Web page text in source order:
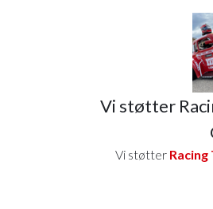
Vi støtter
Vi støtter